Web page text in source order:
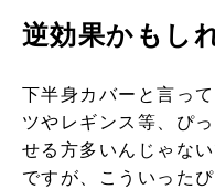
逆効果かもし
下半身カバーと言っ
ツやレギンス等、ぴ
せる方多いんじゃな
ですが、こういった